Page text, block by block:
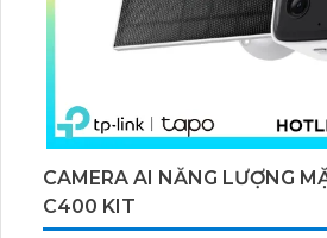
CAMERA AI NĂNG LƯỢNG
C400 KIT